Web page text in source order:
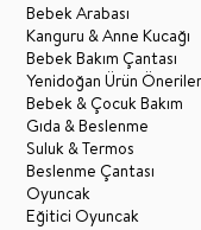
Bebek Arabası
Kanguru & Anne Kucağı
Bebek Bakım Çantası
Yenidoğan Ürün
Bebek & Çocuk Bakım
Gıda & Beslenme
Suluk & Termos
Beslenme Çantası
Oyuncak
Eğitici Oyuncak